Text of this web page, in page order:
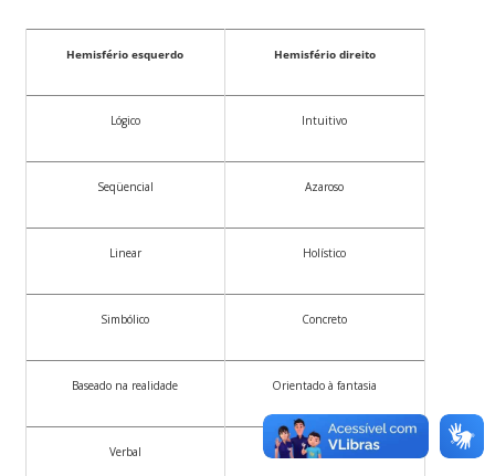
Hemisfério esquerdo Hemisfério direito
Lógico Intuitivo
Seqüencial Azaroso
Linear Holístico
Simbólico Concreto
Baseado na realidade Orientado à fantasia
Verbal Não-verbal